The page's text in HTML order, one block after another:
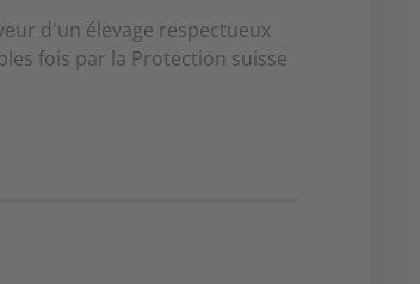
d'un élevage respectueux
fois par la Protection suisse